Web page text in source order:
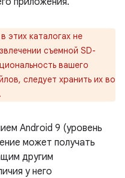
этих каталогах не
съемной SD-
вашего
следует хранить их во
.
Android 9 (уровень
может получать
другим
у него